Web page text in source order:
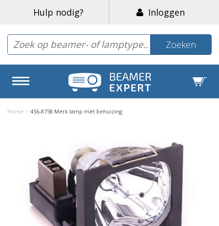
Hulp nodig? Inloggen
Zoeken
Home / 456-8758 Merk lamp met behuizing